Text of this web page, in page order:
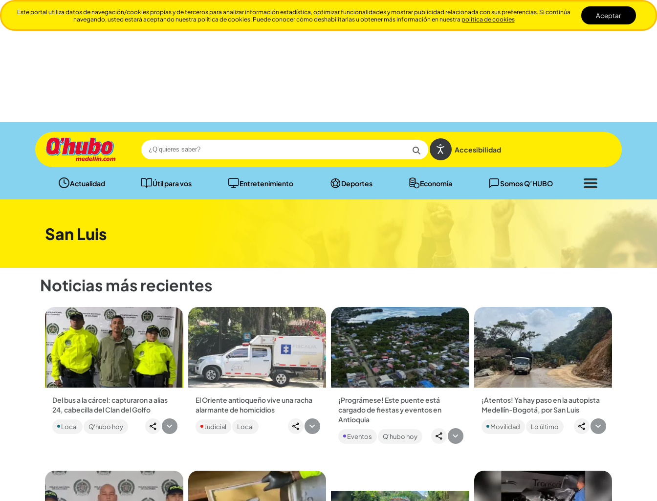
Accesibilidad
Actualidad Útil para vos Entretenimiento Deportes Economía Somos Q’HUBO
Cerrar
San Luis
Noticias más recientes
Del bus a la cárcel: capturaron a alias
24, cabecilla del Clan del Golfo
estuvo dentro de la seguridad de alias
Local Q'hubo hoy
El Oriente antioqueño vive una racha
alarmante de homicidios
En cuatro días fueron asesinadas ocho
personas. Rionegro fue el municipio
Judicial Local
¡Prográmese! Este puente está
cargado de fiestas y eventos en
Antioquia
Turbo, San Luis, La Ceja, Chigorodó y
otros municipios tendrán eventos
Eventos Q'hubo hoy
¡Atentos! Ya hay paso en la autopista
Medellín-Bogotá, por San Luis
Después de una semana de caos, la
autopista Medellín-Bogotá fue
Movilidad Lo último
Este portal utiliza datos de navegación/cookies propias y de terceros para analizar información estadística, optimizar funcionalidades y mostrar publicidad relacionada con sus preferencias. Si continúa
navegando, usted estará aceptando nuestra política de cookies. Puede conocer cómo deshabilitarlas u obtener más información en nuestra politica de cookies Aceptar